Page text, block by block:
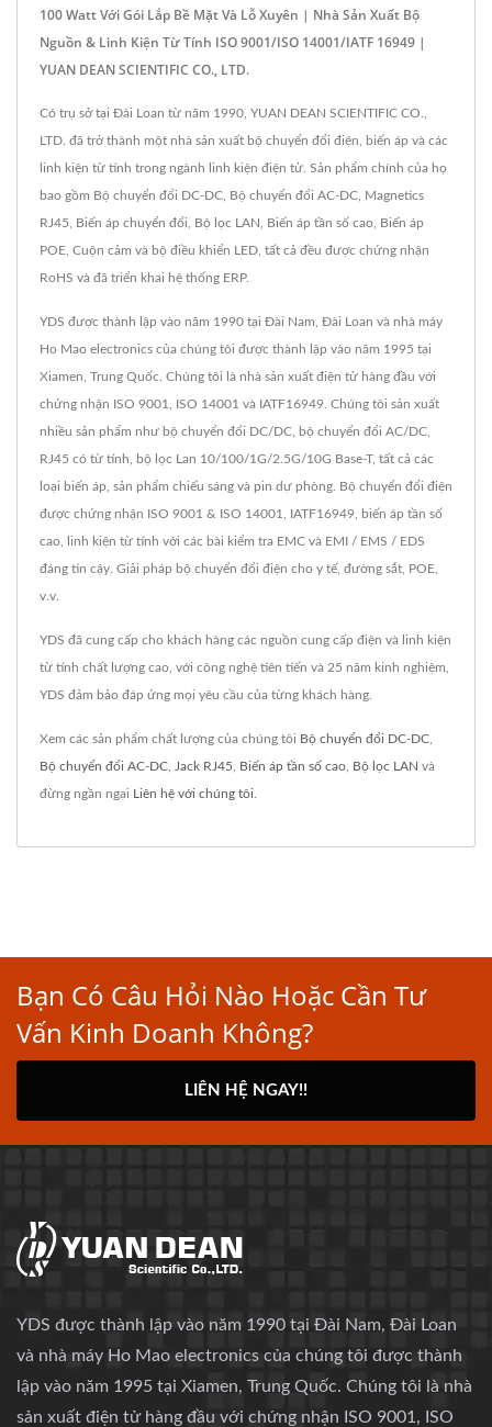
100 Watt Với Gói Lắp Bề Mặt Và Lỗ Xuyên | Nhà Sản Xuất Bộ
Nguồn & Linh Kiện Từ Tính ISO 9001/ISO 14001/IATF 16949 |
YUAN DEAN SCIENTIFIC CO., LTD.
Có trụ sở tại Đài Loan từ năm 1990, YUAN DEAN SCIENTIFIC CO.,
LTD. đã trở thành một nhà sản xuất bộ chuyển đổi điện, biến áp và các
linh kiện từ tính trong ngành linh kiện điện tử. Sản phẩm chính của họ
bao gồm Bộ chuyển đổi DC-DC, Bộ chuyển đổi AC-DC, Magnetics
RJ45, Biến áp chuyển đổi, Bộ lọc LAN, Biến áp tần số cao, Biến áp
POE, Cuộn cảm và bộ điều khiển LED, tất cả đều được chứng nhận
RoHS và đã triển khai hệ thống ERP.
YDS được thành lập vào năm 1990 tại Đài Nam, Đài Loan và nhà máy
Ho Mao electronics của chúng tôi được thành lập vào năm 1995 tại
Xiamen, Trung Quốc. Chúng tôi là nhà sản xuất điện tử hàng đầu với
chứng nhận ISO 9001, ISO 14001 và IATF16949. Chúng tôi sản xuất
nhiều sản phẩm như bộ chuyển đổi DC/DC, bộ chuyển đổi AC/DC,
RJ45 có từ tính, bộ lọc Lan 10/100/1G/2.5G/10G Base-T, tất cả các
loại biến áp, sản phẩm chiếu sáng và pin dự phòng. Bộ chuyển đổi điện
được chứng nhận ISO 9001 & ISO 14001, IATF16949, biến áp tần số
cao, linh kiện từ tính với các bài kiểm tra EMC và EMI / EMS / EDS
đáng tin cậy. Giải pháp bộ chuyển đổi điện cho y tế, đường sắt, POE,
v.v.
YDS đã cung cấp cho khách hàng các nguồn cung cấp điện và linh kiện
từ tính chất lượng cao, với công nghệ tiên tiến và 25 năm kinh nghiệm,
YDS đảm bảo đáp ứng mọi yêu cầu của từng khách hàng.
Xem các sản phẩm chất lượng của chúng tôi Bộ chuyển đổi DC-DC
Bộ chuyển đổi AC-DC Jack RJ45 Biến áp tần số cao Bộ lọc LAN và
đừng ngần ngại Liên hệ với chúng tôi
Bạn Có Câu Hỏi Nào Hoặc Cần Tư
Vấn Kinh Doanh Không?
LIÊN HỆ NGAY!!
YDS được thành lập vào năm 1990 tại Đài Nam, Đài Loan
và nhà máy Ho Mao electronics của chúng tôi được thành
lập vào năm 1995 tại Xiamen, Trung Quốc. Chúng tôi là nhà
sản xuất điện tử hàng đầu với chứng nhận ISO 9001, ISO